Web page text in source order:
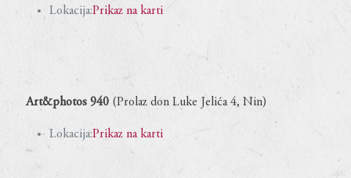
Lokacija:Prikaz na karti
Art&photos 940 (Prolaz don Luke Jelića 4, Nin)
Lokacija:Prikaz na karti